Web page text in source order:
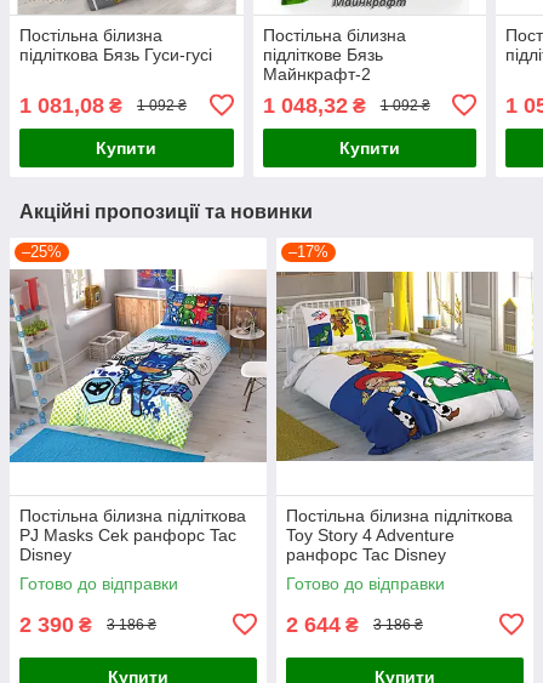
Постільна білизна
підліткова Бязь Гуси-гусі
1 081,08 ₴ 1 092 ₴
Купити
Постільна білизна
підліткове Бязь
Майнкрафт-2
1 048,32₴ 1 092 ₴
Купити
1
Акційні пропозиції та новинки
–25%
Постільна білизна підліткова
PJ Masks Cek ранфорс Tac
Disney
Готово до відправки
2 390 ₴ 3 186 ₴
Купити
–17%
Постільна білизна підліткова
Toy Story 4 Adventure
ранфорс Tac Disney
Готово до відправки
2 644 ₴ 3 186 ₴
Купити